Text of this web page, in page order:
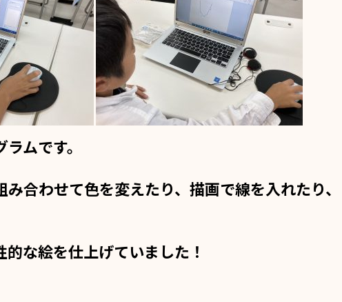
ムです。
み合わせて色を変えたり、描画で線を入れたり
な絵を仕上げていました！